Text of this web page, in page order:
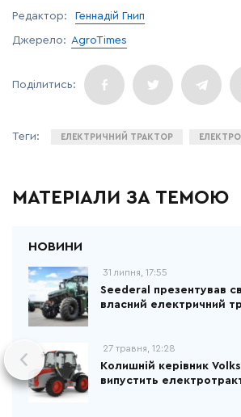
Редактор: Геннадій Гнип
Джерело: AgroTimes
ЕЛЕКТРИЧНИЙ ТРАКТОР
МАТЕРІАЛИ ЗА ТЕМОЮ
31 липня, 17:55
Seederal презентував
власний електричний
27 травня, 12:28
Колишній керівник
випустить